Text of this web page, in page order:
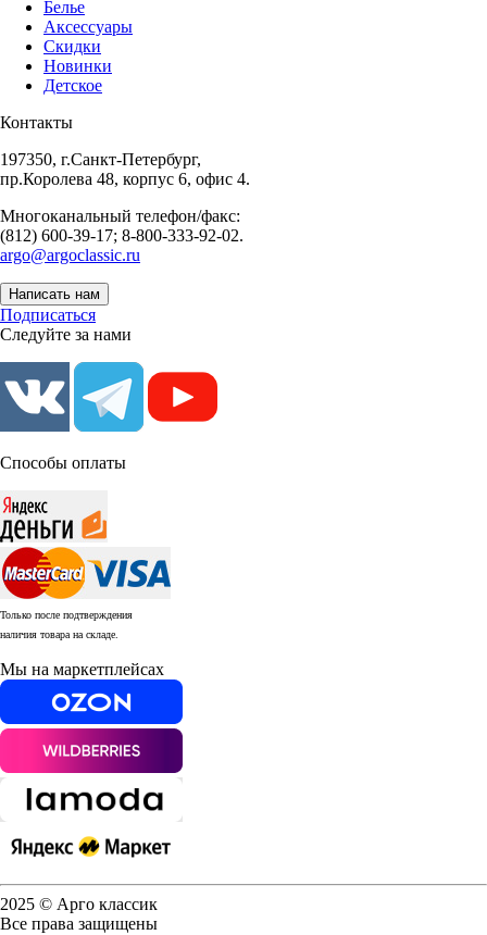
Белье
Аксессуары
Скидки
Новинки
Детское
Контакты
197350, г.Санкт-Петербург,
пр.Королева 48, корпус 6, офис 4.
Многоканальный телефон/факс:
(812) 600-39-17; 8-800-333-92-02.
argo@argoclassic.ru
Написать нам
Подписаться
Следуйте за нами
Способы оплаты
Только после подтверждения
наличия товара на складе.
Мы на маркетплейсах
2025 © Арго классик
Все права защищены